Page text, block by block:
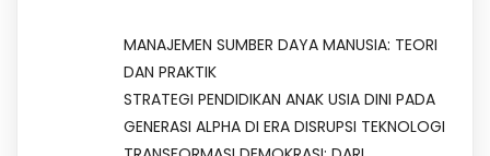
MANAJEMEN SUMBER DAYA MANUSIA: TEORI
DAN PRAKTIK
STRATEGI PENDIDIKAN ANAK USIA DINI PADA
GENERASI ALPHA DI ERA DISRUPSI TEKNOLOGI